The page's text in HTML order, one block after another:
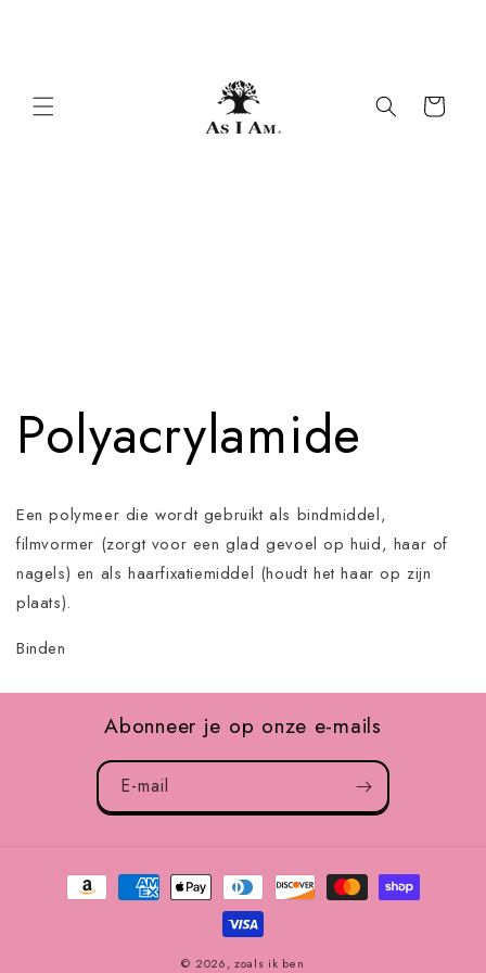
Winkelwagen
Polyacrylamide
Een polymeer die wordt gebruikt als bindmiddel,
filmvormer (zorgt voor een glad gevoel op huid, haar of
nagels) en als haarfixatiemiddel (houdt het haar op zijn
plaats).
Binden
Abonneer je op onze e-mails
E-mail
Betaalmethoden
© 2026,zoals ik ben